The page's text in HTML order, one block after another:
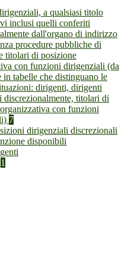
a qualsiasi titolo
inclusi quelli conferiti
dall'organo di indirizzo
procedure pubbliche di
titolari di posizione
con funzioni dirigenziali (da
in tabelle che distinguano le
dirigenti, dirigenti
discrezionalmente, titolari di
con funzioni
7
dirigenziali discrezionali
disponibili
1